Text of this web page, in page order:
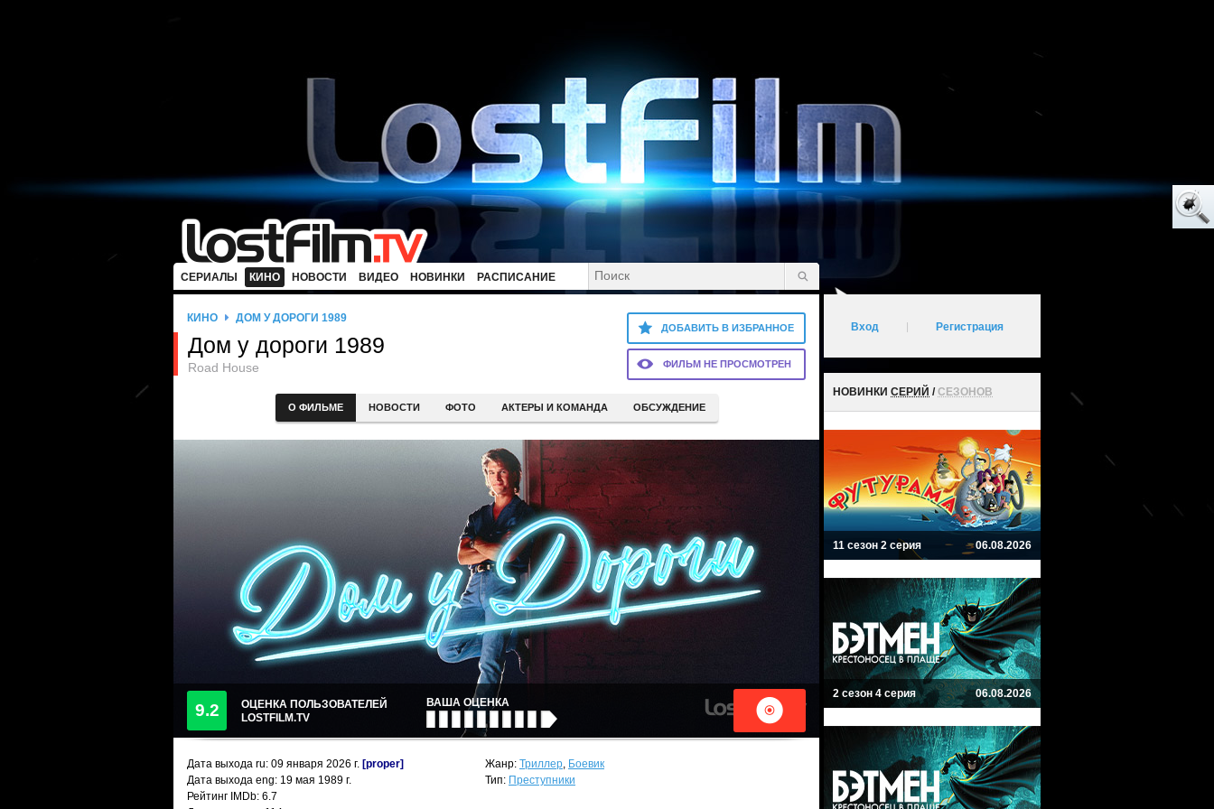
СЕРИАЛЫ КИНО НОВОСТИ ВИДЕО НОВИНКИ РАСПИСАНИЕ
ДОБАВИТЬ В ИЗБРАННОЕ
ФИЛЬМ НЕ ПРОСМОТРЕН
КИНО ДОМ У ДОРОГИ 1989
Дом у дороги 1989
Road House
О ФИЛЬМЕ НОВОСТИ ФОТО АКТЕРЫ И КОМАНДА ОБСУЖДЕНИЕ
9.2
ОЦЕНКА ПОЛЬЗОВАТЕЛЕЙ
LOSTFILM.TV
ВАША ОЦЕНКА
Дата выхода ru: 09 января 2026 г. [proper]
Дата выхода eng: 19 мая 1989 г.
Рейтинг IMDb: 6.7
Жанр: Триллер, Боевик
Тип: Преступники
Вход Регистрация
НОВИНКИ СЕРИЙ /СЕЗОНОВ
11 сезон 2 серия 06.08.2026
2 сезон 4 серия 06.08.2026